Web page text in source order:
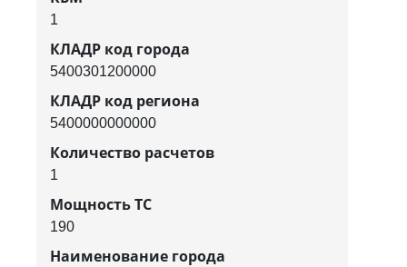
1
КЛАДР код города
5400301200000
КЛАДР код региона
5400000000000
Количество расчетов
1
Мощность ТС
190
Наименование города